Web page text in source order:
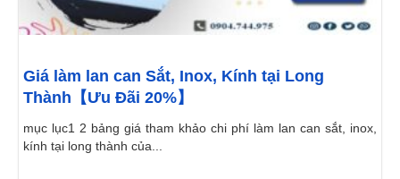
Giá làm lan can Sắt, Inox, Kính tại Long
Thành【Ưu Đãi 20%】
mục lục1 2 bảng giá tham khảo chi phí làm lan can sắt, inox,
kính tại long thành của...